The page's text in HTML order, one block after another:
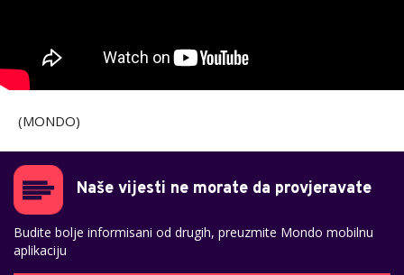
(MONDO)
Naše vijesti ne morate da provjeravate
Budite bolje informisani od drugih, preuzmite Mondo mobilnu
aplikaciju